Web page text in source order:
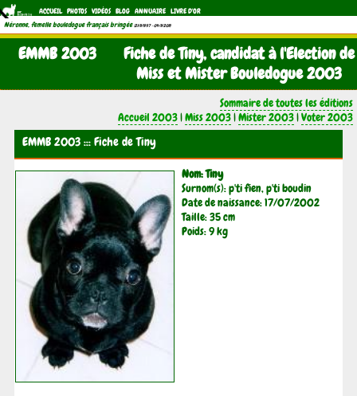
ACCUEIL PHOTOS VIDÉOS BLOG ANNUAIRE LIVRE D'OR
Néronne, femelle bouledogue français bringée (21/11/1997 - 04/11/2011)
EMMB 2003
Fiche de Tiny, candidat à l'Election de
Miss et Mister Bouledogue 2003
Sommaire de toutes les éditions
Accueil 2003|Miss 2003|Mister 2003|Voter 2003
EMMB 2003 ::: Fiche de Tiny
Nom: Tiny
Surnom(s): p'ti fien, p'ti boudin
Date de naissance: 17/07/2002
Taille: 35 cm
Poids: 9 kg